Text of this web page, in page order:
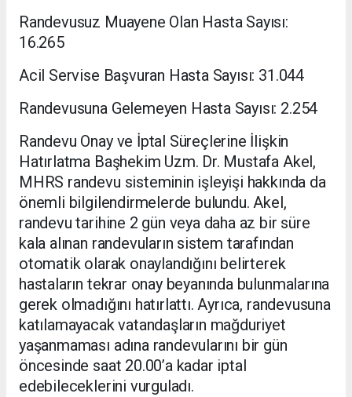
Randevusuz Muayene Olan Hasta Sayısı:
16.265
Acil Servise Başvuran Hasta Sayısı: 31.044
Randevusuna Gelemeyen Hasta Sayısı: 2.254
Randevu Onay ve İptal Süreçlerine İlişkin
Hatırlatma Başhekim Uzm. Dr. Mustafa Akel,
MHRS randevu sisteminin işleyişi hakkında da
önemli bilgilendirmelerde bulundu. Akel,
randevu tarihine 2 gün veya daha az bir süre
kala alınan randevuların sistem tarafından
otomatik olarak onaylandığını belirterek
hastaların tekrar onay beyanında bulunmalarına
gerek olmadığını hatırlattı. Ayrıca, randevusuna
katılamayacak vatandaşların mağduriyet
yaşanmaması adına randevularını bir gün
öncesinde saat 20.00’a kadar iptal
edebileceklerini vurguladı.